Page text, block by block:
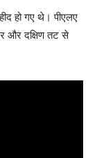
हो गए थे। पीएलए
और दक्षिण तट से